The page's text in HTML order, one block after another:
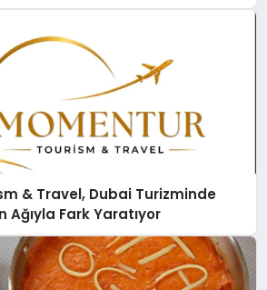
& Travel, Dubai Turizminde
Ağıyla Fark Yaratıyor